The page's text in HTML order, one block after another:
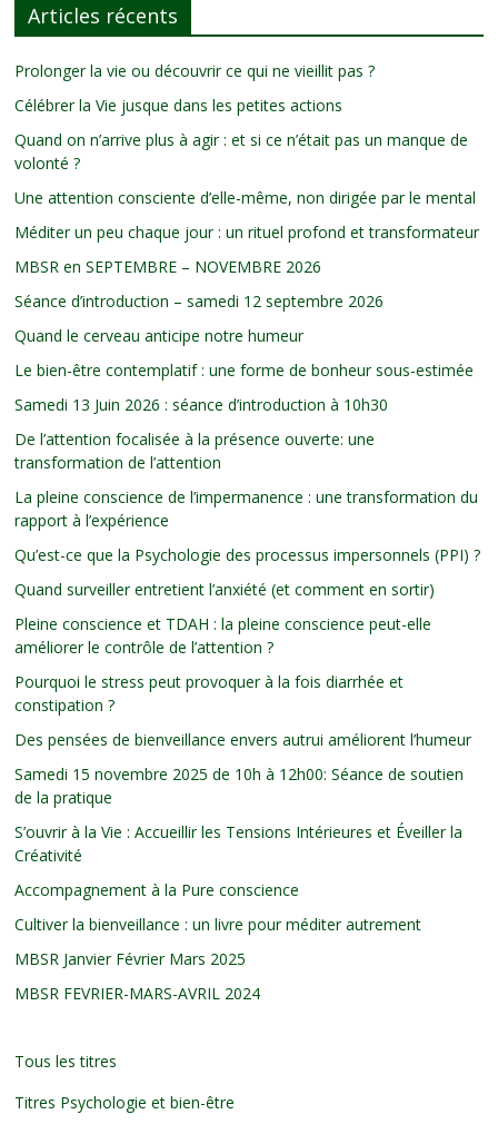
Articles récents
Prolonger la vie ou découvrir ce qui ne vieillit pas ?
Célébrer la Vie jusque dans les petites actions
Quand on n’arrive plus à agir : et si ce n’était pas un manque de
volonté ?
Une attention consciente d’elle-même, non dirigée par le mental
Méditer un peu chaque jour : un rituel profond et transformateur
MBSR en SEPTEMBRE – NOVEMBRE 2026
Séance d’introduction – samedi 12 septembre 2026
Quand le cerveau anticipe notre humeur
Le bien-être contemplatif : une forme de bonheur sous-estimée
Samedi 13 Juin 2026 : séance d’introduction à 10h30
De l’attention focalisée à la présence ouverte: une
transformation de l’attention
La pleine conscience de l’impermanence : une transformation du
rapport à l’expérience
Qu’est-ce que la Psychologie des processus impersonnels (PPI) ?
Quand surveiller entretient l’anxiété (et comment en sortir)
Pleine conscience et TDAH : la pleine conscience peut-elle
améliorer le contrôle de l’attention ?
Pourquoi le stress peut provoquer à la fois diarrhée et
constipation ?
Des pensées de bienveillance envers autrui améliorent l’humeur
Samedi 15 novembre 2025 de 10h à 12h00: Séance de soutien
de la pratique
S’ouvrir à la Vie : Accueillir les Tensions Intérieures et Éveiller la
Créativité
Accompagnement à la Pure conscience
Cultiver la bienveillance : un livre pour méditer autrement
MBSR Janvier Février Mars 2025
MBSR FEVRIER-MARS-AVRIL 2024
Tous les titres
Titres Psychologie et bien-être